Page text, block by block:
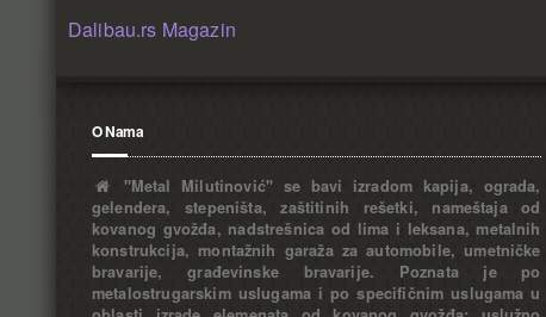
Dalibau.rs Magazin
O Nama
"Metal Milutinović" se bavi izradom kapija, ograda,
gelendera, stepeništa, zaštitinih rešetki, nameštaja od
kovanog gvožđa, nadstrešnica od lima i leksana, metalnih
konstrukcija, montažnih garaža za automobile, umetničke
bravarije, građevinske bravarije. Poznata je po
metalostrugarskim uslugama i po specifičnim uslugama u